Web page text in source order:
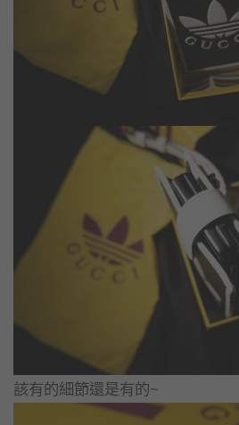
該有的細節還是有的~